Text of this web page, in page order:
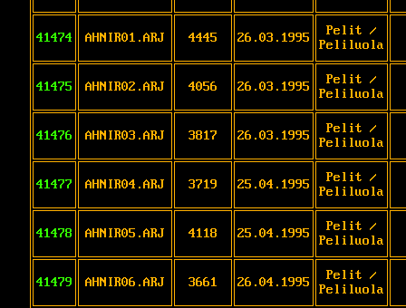
41474 AHNIR01.ARJ 4445 26.03.1995
Pelit /
Peliluola
41475 AHNIR02.ARJ 4056 26.03.1995
Pelit /
Peliluola
41476 AHNIR03.ARJ 3817 26.03.1995
Pelit /
Peliluola
41477 AHNIR04.ARJ 3719 25.04.1995
Pelit /
Peliluola
41478 AHNIR05.ARJ 4118 25.04.1995
Pelit /
Peliluola
41479 AHNIR06.ARJ 3661 26.04.1995
Pelit /
Peliluola